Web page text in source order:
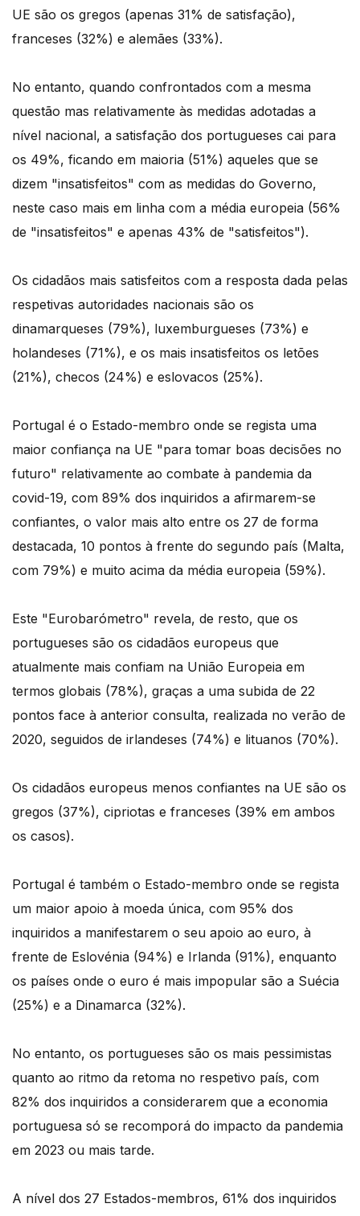
UE são os gregos (apenas 31% de satisfação),
franceses (32%) e alemães (33%).
No entanto, quando confrontados com a mesma
questão mas relativamente às medidas adotadas a
nível nacional, a satisfação dos portugueses cai para
os 49%, ficando em maioria (51%) aqueles que se
dizem "insatisfeitos" com as medidas do Governo,
neste caso mais em linha com a média europeia (56%
de "insatisfeitos" e apenas 43% de "satisfeitos").
Os cidadãos mais satisfeitos com a resposta dada pelas
respetivas autoridades nacionais são os
dinamarqueses (79%), luxemburgueses (73%) e
holandeses (71%), e os mais insatisfeitos os letões
(21%), checos (24%) e eslovacos (25%).
Portugal é o Estado-membro onde se regista uma
maior confiança na UE "para tomar boas decisões no
futuro" relativamente ao combate à pandemia da
covid-19, com 89% dos inquiridos a afirmarem-se
confiantes, o valor mais alto entre os 27 de forma
destacada, 10 pontos à frente do segundo país (Malta,
com 79%) e muito acima da média europeia (59%).
Este "Eurobarómetro" revela, de resto, que os
portugueses são os cidadãos europeus que
atualmente mais confiam na União Europeia em
termos globais (78%), graças a uma subida de 22
pontos face à anterior consulta, realizada no verão de
2020, seguidos de irlandeses (74%) e lituanos (70%).
Os cidadãos europeus menos confiantes na UE são os
gregos (37%), cipriotas e franceses (39% em ambos
os casos).
Portugal é também o Estado-membro onde se regista
um maior apoio à moeda única, com 95% dos
inquiridos a manifestarem o seu apoio ao euro, à
frente de Eslovénia (94%) e Irlanda (91%), enquanto
os países onde o euro é mais impopular são a Suécia
(25%) e a Dinamarca (32%).
No entanto, os portugueses são os mais pessimistas
quanto ao ritmo da retoma no respetivo país, com
82% dos inquiridos a considerarem que a economia
portuguesa só se recomporá do impacto da pandemia
em 2023 ou mais tarde.
A nível dos 27 Estados-membros, 61% dos inquiridos